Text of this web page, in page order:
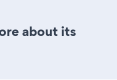
about its